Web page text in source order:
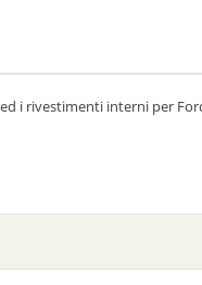
i rivestimenti interni per